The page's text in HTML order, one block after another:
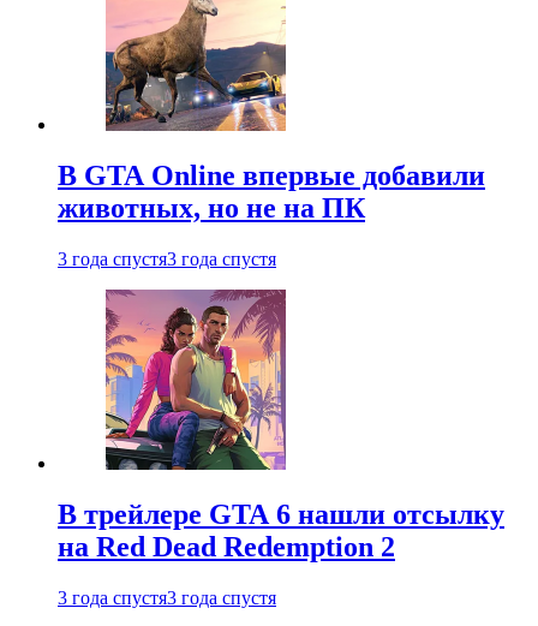
В GTA Online впервые добавили
животных, но не на ПК
3 года спустя3 года спустя
В трейлере GTA 6 нашли отсылку
на Red Dead Redemption 2
3 года спустя3 года спустя